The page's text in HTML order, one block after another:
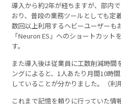
導入から約2年が経ちますが、部内
おり、普段の業務ツールとしても定
数回以上利用するヘビーユーザーも
「Neuron ES」へのショートカット
す。
また導入後は従業員に工数削減時間
ングによると、1人あたり月間10時
していることが分かりました。（利
これまで記憶を頼りに行っていた情